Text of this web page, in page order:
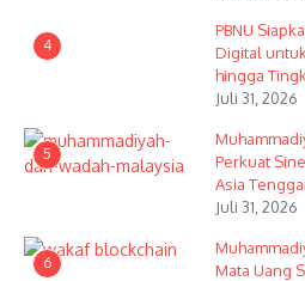
4
PBNU
Digital
hingga
Juli 31, 2026
5
Perkuat
Asia
Juli 31, 2026
6
Mata Uang